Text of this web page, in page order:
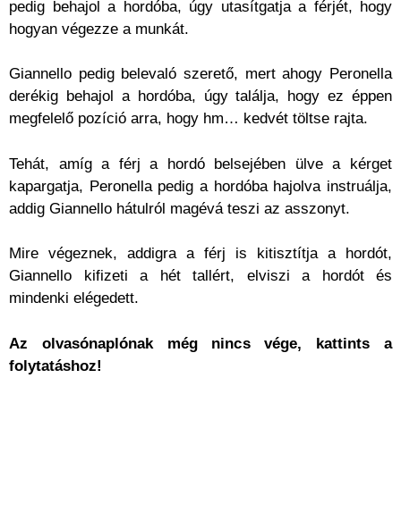
pedig behajol a hordóba, úgy utasítgatja a férjét, hogy
hogyan végezze a munkát.
Giannello pedig belevaló szerető, mert ahogy Peronella
derékig behajol a hordóba, úgy találja, hogy ez éppen
megfelelő pozíció arra, hogy hm… kedvét töltse rajta.
Tehát, amíg a férj a hordó belsejében ülve a kérget
kapargatja, Peronella pedig a hordóba hajolva instruálja,
addig Giannello hátulról magévá teszi az asszonyt.
Mire végeznek, addigra a férj is kitisztítja a hordót,
Giannello kifizeti a hét tallért, elviszi a hordót és
mindenki elégedett.
Az olvasónaplónak még nincs vége, kattints a
folytatáshoz!